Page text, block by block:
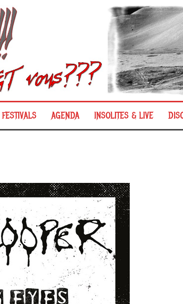
FESTIVALS AGENDA INSOLITES & LIVE